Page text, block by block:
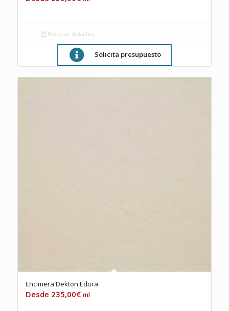
Mostrar detalles
Solicita presupuesto
Encimera Dekton Edora
235,00€ ml